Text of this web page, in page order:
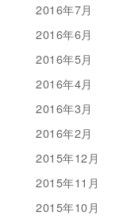
2016年7月
2016年6月
2016年5月
2016年4月
2016年3月
2016年2月
2015年12月
2015年11月
2015年10月